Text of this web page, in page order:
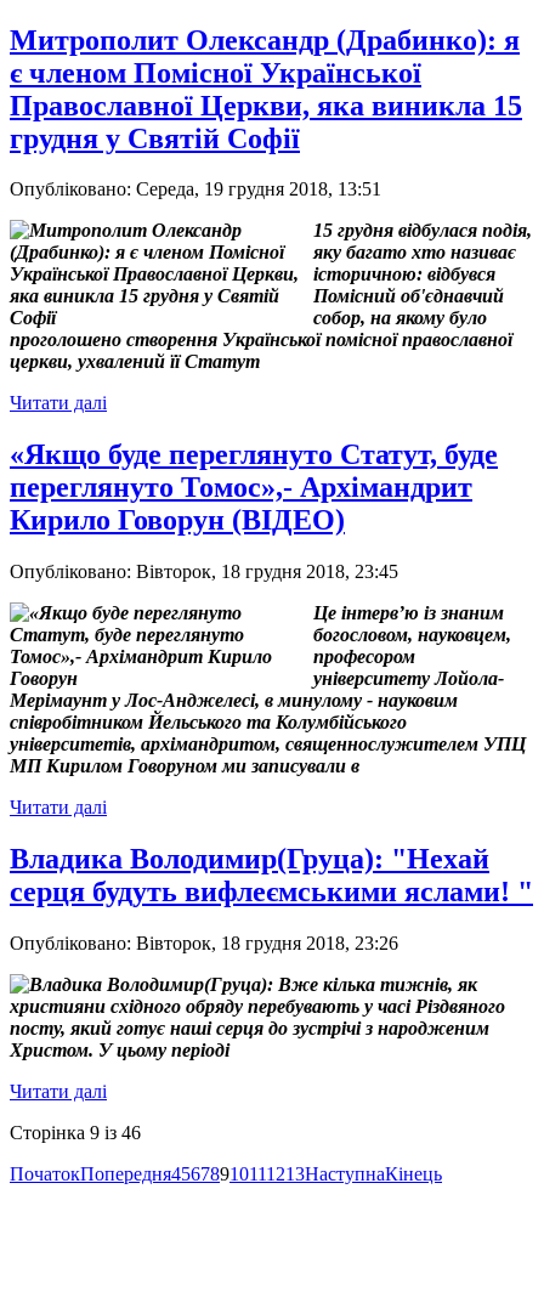
Митрополит Олександр (Драбинко): я
є членом Помісної Української
Православної Церкви, яка виникла 15
грудня у Святій Софії
Опубліковано: Середа, 19 грудня 2018, 13:51
15 грудня відбулася подія,
яку багато хто називає
історичною: відбувся
Помісний об'єднавчий
собор, на якому було
проголошено створення Української помісної православної
церкви, ухвалений її Статут
Читати далі
«Якщо буде переглянуто Статут, буде
переглянуто Томос»,- Архімандрит
Кирило Говорун (ВІДЕО)
Опубліковано: Вівторок, 18 грудня 2018, 23:45
Це інтерв’ю із знаним
богословом, науковцем,
професором
університету Лойола-
Мерімаунт у Лос-Анджелесі, в минулому - науковим
співробітником Йельського та Колумбійського
університетів, архімандритом, священнослужителем УПЦ
МП Кирилом Говоруном ми записували в
Читати далі
Владика Володимир(Груца): "Нехай
серця будуть вифлеємськими яслами! "
Опубліковано: Вівторок, 18 грудня 2018, 23:26
Вже кілька тижнів, як
християни східного обряду перебувають у часі Різдвяного
посту, який готує наші серця до зустрічі з народженим
Христом. У цьому періоді
Читати далі
Сторінка 9 із 46
ПочатокПопередня45678910111213НаступнаКінець